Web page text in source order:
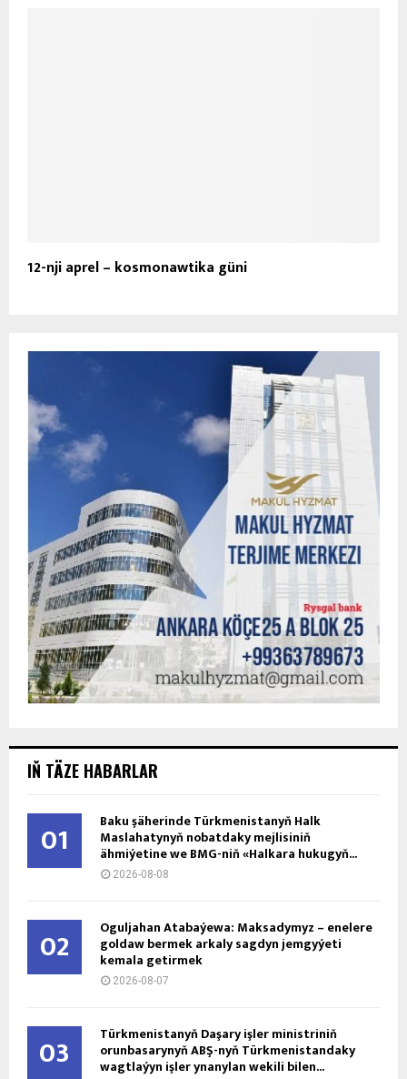
12-nji aprel – kosmonawtika güni
IŇ TÄZE HABARLAR
01 Baku şäherinde Türkmenistanyň Halk
Maslahatynyň nobatdaky mejlisiniň
ähmiýetine we BMG-niň «Halkara hukugyň...
2026-08-08
02 Oguljahan Atabaýewa: Maksadymyz – enelere
goldaw bermek arkaly sagdyn jemgyýeti
kemala getirmek
2026-08-07
03 Türkmenistanyň Daşary işler ministriniň
orunbasarynyň ABŞ-nyň Türkmenistandaky
wagtlaýyn işler ynanylan wekili bilen...